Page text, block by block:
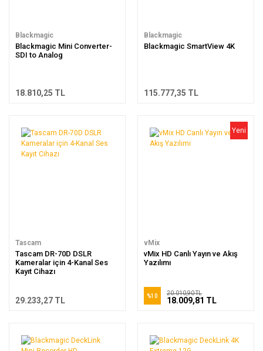
Blackmagic
Blackmagic Mini Converter-
SDI to Analog
18.810,25 TL
Blackmagic
Blackmagic SmartView 4K
115.777,35 TL
Tascam
Tascam DR-70D DSLR
Kameralar için 4-Kanal Ses
Kayıt Cihazı
29.233,27 TL
Yeni
vMix
vMix HD Canlı Yayın ve Akış
Yazılımı
%10 20.010,90 TL
18.009,81 TL